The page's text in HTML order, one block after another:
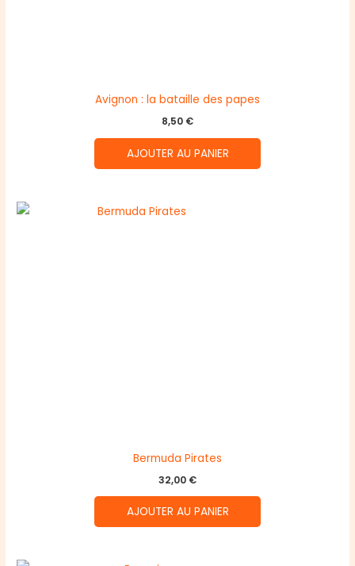
Avignon : la bataille des papes
8,50 €
AJOUTER AU PANIER
Bermuda Pirates
32,00 €
AJOUTER AU PANIER